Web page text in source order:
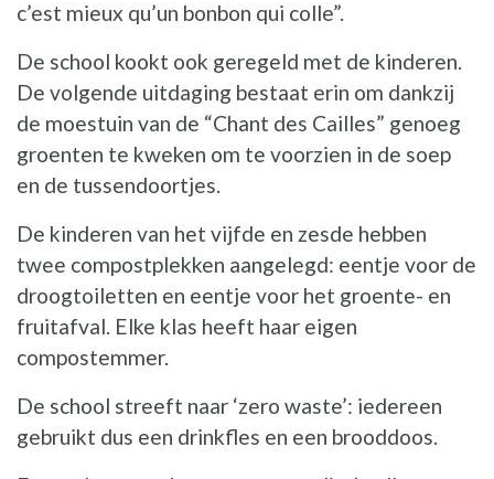
c’est mieux qu’un bonbon qui colle”.
De school kookt ook geregeld met de kinderen.
De volgende uitdaging bestaat erin om dankzij
de moestuin van de “Chant des Cailles” genoeg
groenten te kweken om te voorzien in de soep
en de tussendoortjes.
De kinderen van het vijfde en zesde hebben
twee compostplekken aangelegd: eentje voor de
droogtoiletten en eentje voor het groente- en
fruitafval. Elke klas heeft haar eigen
compostemmer.
De school streeft naar ‘zero waste’: iedereen
gebruikt dus een drinkfles en een brooddoos.